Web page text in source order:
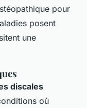
pour
posent
une
discales
où